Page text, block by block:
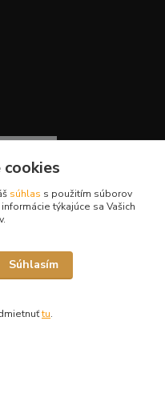
cookies
súhlas s použitím súborov
týkajúce sa Vašich
Súhlasím
tu.